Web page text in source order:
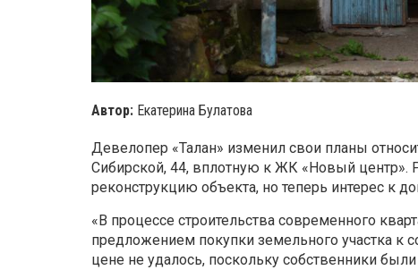
Автор: Екатерина Булатова
Девелопер «Талан» изменил свои планы
Сибирской, 44, вплотную к ЖК «Новый центр».
реконструкцию объекта, но теперь интерес к
«В процессе строительства современного
предложением покупки земельного участка к
цене не удалось, поскольку собственники